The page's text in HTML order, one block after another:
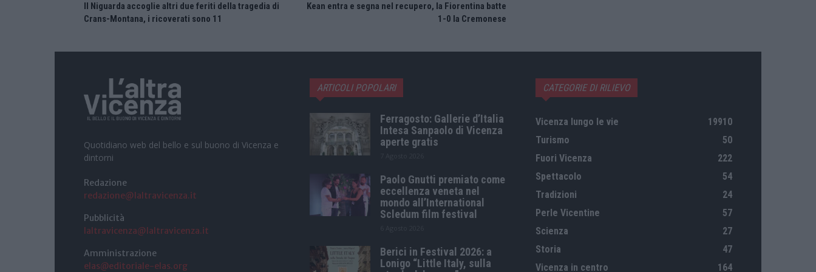
Il Niguarda accoglie altri due feriti della tragedia di
Crans-Montana, i ricoverati sono 11
Kean entra e segna nel recupero, la Fiorentina batte
1-0 la Cremonese
Quotidiano web del bello e sul buono di Vicenza e
dintorni
Redazione
redazione@laltravicenza.it
Pubblicità
laltravicenza@laltravicenza.it
Amministrazione
elas@editoriale-elas.org
ARTICOLI POPOLARI
Ferragosto: Gallerie d’Italia
Intesa Sanpaolo di Vicenza
aperte gratis
Paolo Gnutti premiato come
eccellenza veneta nel
mondo all’International
Scledum film festival
Berici in Festival 2026: a
Lonigo “Little Italy, sulla
CATEGORIE DI RILIEVO
Vicenza lungo le vie
19910
Turismo
50
Fuori Vicenza
222
Spettacolo
54
Tradizioni
24
Perle Vicentine
57
Scienza
27
Storia
47
Vicenza in centro
164